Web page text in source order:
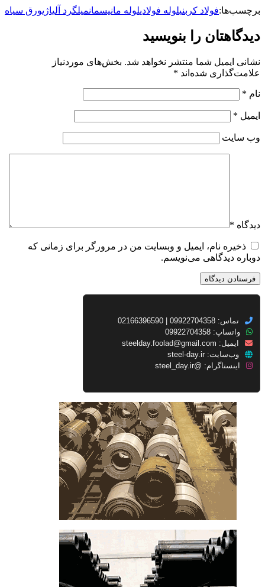
برچسب‌ها:فولاد کربنیلوله فولادیلوله مانیسمانمیلگرد آلیاژیورق سیاه
دیدگاهتان را بنویسید
نشانی ایمیل شما منتشر نخواهد شد. بخش‌های موردنیاز
علامت‌گذاری شده‌اند *
نام *
ایمیل *
وب‌ سایت
دیدگاه *
ذخیره نام، ایمیل و وبسایت من در مرورگر برای زمانی که
دوباره دیدگاهی می‌نویسم.
تماس: 09922704358 | 02166396590
واتساپ: 09922704358
ایمیل: steelday.foolad@gmail.com
وب‌سایت: steel-day.ir
اینستاگرام: @steel_day.ir